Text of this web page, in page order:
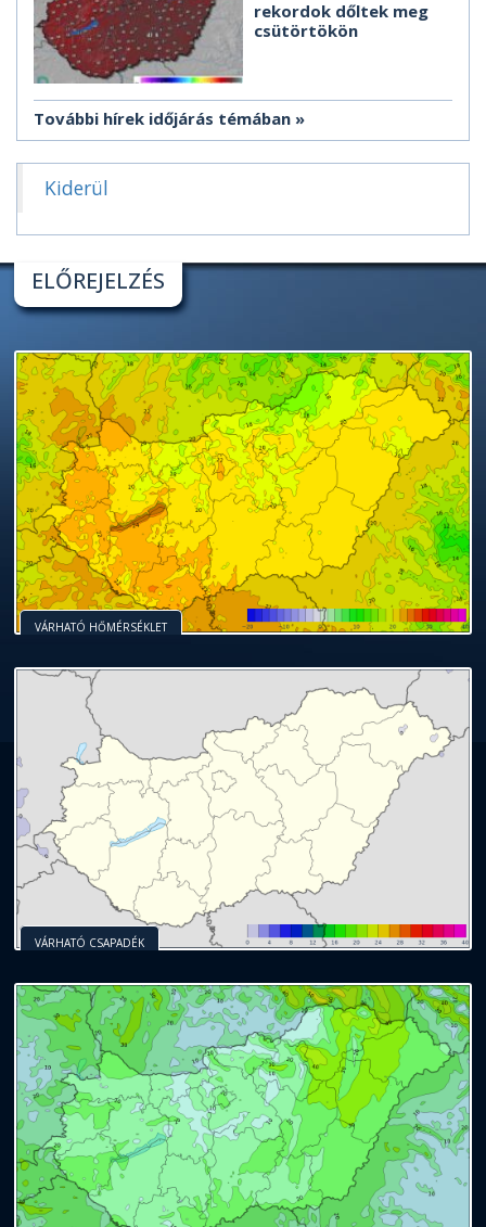
rekordok dőltek meg
csütörtökön
További hírek időjárás témában
Kiderül
ELŐREJELZÉS
VÁRHATÓ HŐMÉRSÉKLET
VÁRHATÓ CSAPADÉK